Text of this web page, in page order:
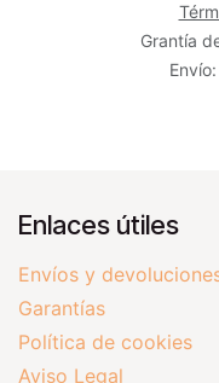
Grantía
Enlaces útiles
Envíos y
Garantías
Política de cookies
Aviso Legal